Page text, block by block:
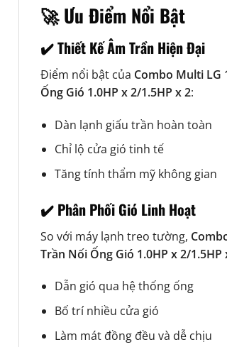
🚀 Ưu Điểm Nổi Bật
✔️ Thiết Kế Âm Trần Hiện Đại
Điểm nổi bật của Combo Multi LG
Ống Gió 1.0HP x 2/1.5HP x 2:
Dàn lạnh giấu trần hoàn toàn
Chỉ lộ cửa gió tinh tế
Tăng tính thẩm mỹ không gian
✔️ Phân Phối Gió Linh Hoạt
So với máy lạnh treo tường,
Trần Nối Ống Gió 1.0HP x 2/1.5HP
Dẫn gió qua hệ thống ống
Bố trí nhiều cửa gió
Làm mát đồng đều và dễ chịu